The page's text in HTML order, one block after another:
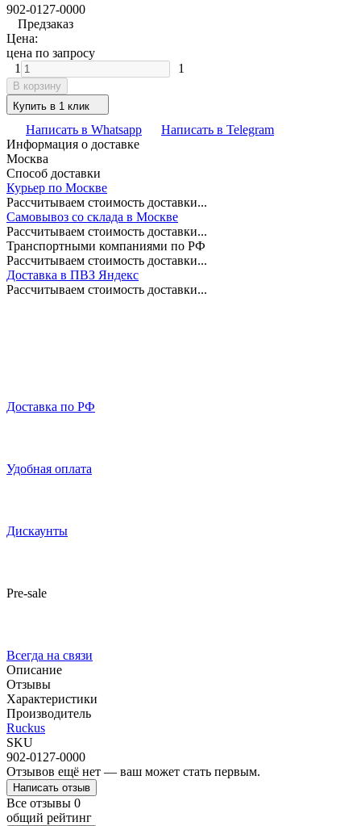
902-0127-0000
Предзаказ
Цена:
цена по запросу
1
1
В корзину
Купить в 1 клик
Написать в Whatsapp
Написать в Telegram
Информация о доставке
Москва
Способ доставки
Курьер по Москве
Рассчитываем стоимость доставки...
Самовывоз со склада в Москве
Рассчитываем стоимость доставки...
Транспортными компаниями по РФ
Рассчитываем стоимость доставки...
Доставка в ПВЗ Яндекс
Рассчитываем стоимость доставки...
Доставка по РФ
Удобная оплата
Дискаунты
Pre-sale
Всегда на связи
Описание
Отзывы
Характеристики
Производитель
Ruckus
SKU
902-0127-0000
Отзывов ещё нет — ваш может стать первым.
Написать отзыв
Все отзывы 0
общий рейтинг